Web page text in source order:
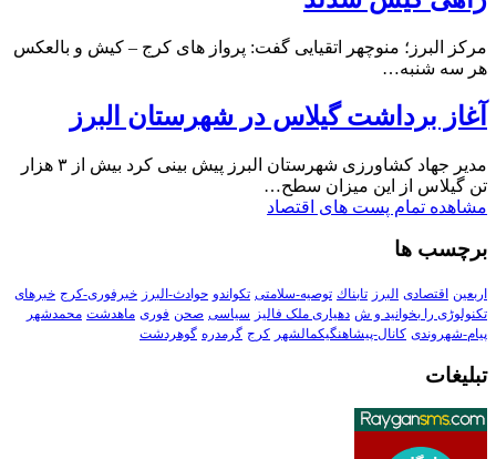
مرکز البرز؛ منوچهر اتقیایی گفت: پرواز های کرج – کیش و بالعکس
هر سه شنبه…
آغاز برداشت گیلاس در شهرستان البرز
مدیر جهاد کشاورزی شهرستان البرز پیش بینی کرد بیش از ۳ هزار
تن گیلاس از این میزان سطح…
مشاهده تمام پست های اقتصاد
برچسب ها
اربعین اقتصادی البرز تابناك توصیه-سلامتی تکواندو حوادث-البرز خبرفوری-کرج خبرهای
تکنولوڑی را بخوانید و ش دهیاری ملک فالیز سیاسی صحن فوری ماهدشت محمدشهر
پیام-شهروندی کانال-پیشاهنگیکمالشهر کرج گرمدره گوهردشت
تبلیغات